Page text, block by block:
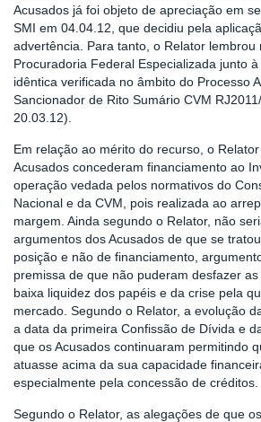
Acusados já foi objeto de apreciação em
SMI em 04.04.12, que decidiu pela
advertência. Para tanto, o Relator lembrou
Procuradoria Federal Especializada junto
idêntica verificada no âmbito do Processo
Sancionador de Rito Sumário CVM
20.03.12).
Em relação ao mérito do recurso, o
Acusados concederam financiamento ao
operação vedada pelos normativos do
Nacional e da CVM, pois realizada ao
margem. Ainda segundo o Relator, não
argumentos dos Acusados de que se
posição e não de financiamento,
premissa de que não puderam desfazer
baixa liquidez dos papéis e da crise pela
mercado. Segundo o Relator, a evolução
a data da primeira Confissão de Dívida e
que os Acusados continuaram permitindo
atuasse acima da sua capacidade
especialmente pela concessão de créditos.
Segundo o Relator, as alegações de que